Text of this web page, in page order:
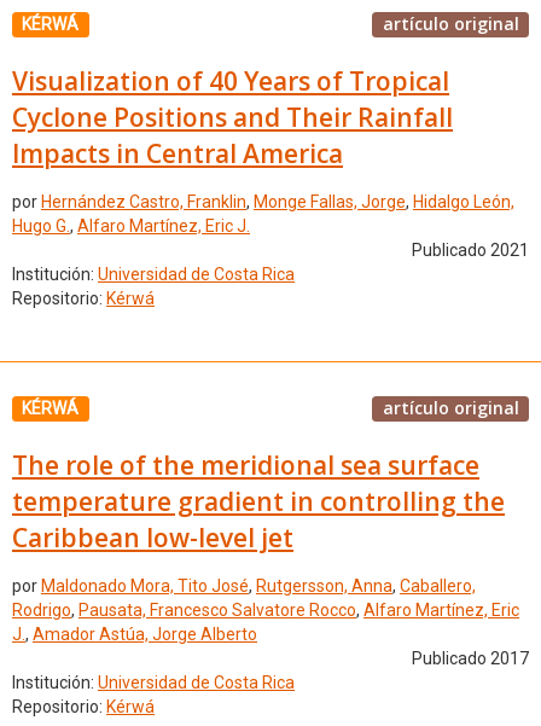
KÉRWÁ artículo original
Visualization of 40 Years of Tropical
Cyclone Positions and Their Rainfall
Impacts in Central America
por Hernández Castro, Franklin, Monge Fallas, Jorge, Hidalgo León,
Hugo G., Alfaro Martínez, Eric J.
Publicado 2021
Institución: Universidad de Costa Rica
Repositorio: Kérwá
KÉRWÁ artículo original
The role of the meridional sea surface
temperature gradient in controlling the
Caribbean low-level jet
por Maldonado Mora, Tito José, Rutgersson, Anna, Caballero,
Rodrigo, Pausata, Francesco Salvatore Rocco, Alfaro Martínez, Eric
J., Amador Astúa, Jorge Alberto
Publicado 2017
Institución: Universidad de Costa Rica
Repositorio: Kérwá